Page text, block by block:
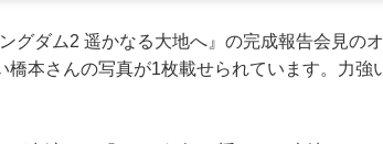
グダム2 遥かなる大地へ』の完成報告会見の
橋本さんの写真が1枚載せられています。力強